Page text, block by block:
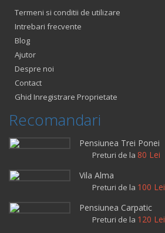
Termeni si conditii de utilizare
Intrebari frecvente
Blog
Ajutor
Despre noi
Contact
Ghid Inregistrare Proprietate
Recomandari
Pensiunea Trei Ponei
Preturi de la 80 Lei
Vila Alma
Preturi de la 100 Lei
Pensiunea Carpatic
Preturi de la 120 Lei